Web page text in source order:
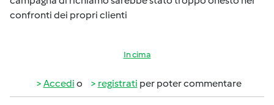
confronti dei propri clienti
In cima
Accedi o registrati per poter commentare